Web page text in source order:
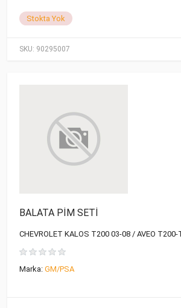
SKU: 90295007
Stokta Yok
BALATA PİM SETİ
CHEVROLET KALOS T200 03-08 / AVEO
Marka: GM/PSA